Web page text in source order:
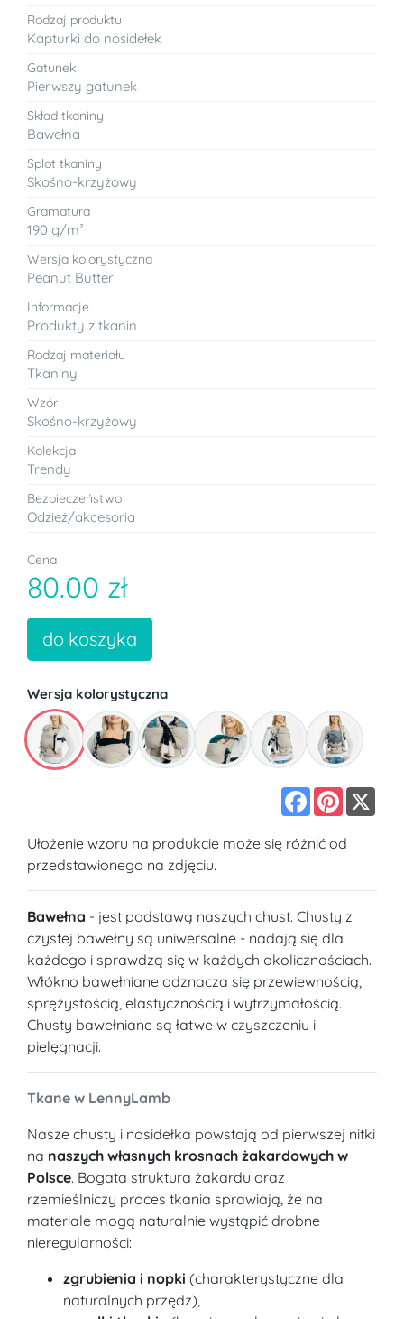
Rodzaj produktu
Kapturki do nosidełek
Gatunek
Pierwszy gatunek
Skład tkaniny
Bawełna
Splot tkaniny
Skośno-krzyżowy
Gramatura
190 g/m²
Wersja kolorystyczna
Peanut Butter
Informacje
Produkty z tkanin
Rodzaj materiału
Tkaniny
Wzór
Skośno-krzyżowy
Kolekcja
Trendy
Bezpieczeństwo
Odzież/akcesoria
Cena
80.00 zł
do koszyka
Wersja kolorystyczna
Facebook
Pinterest
Ułożenie wzoru na produkcie może się różnić od
przedstawionego na zdjęciu.
Bawełna - jest podstawą naszych chust. Chusty z
czystej bawełny są uniwersalne - nadają się dla
każdego i sprawdzą się w każdych okolicznościach.
Włókno bawełniane odznacza się przewiewnością,
sprężystością, elastycznością i wytrzymałością.
Chusty bawełniane są łatwe w czyszczeniu i
pielęgnacji.
Tkane w LennyLamb
Nasze chusty i nosidełka powstają od pierwszej nitki
na naszych własnych krosnach żakardowych w
Polsce. Bogata struktura żakardu oraz
rzemieślniczy proces tkania sprawiają, że na
materiale mogą naturalnie wystąpić drobne
nieregularności:
zgrubienia i nopki (charakterystyczne dla
naturalnych przędz),